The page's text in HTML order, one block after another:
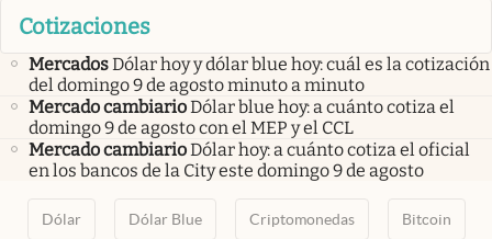
Cotizaciones
MercadosDólar hoy y dólar blue hoy: cuál es la cotización
del domingo 9 de agosto minuto a minuto
Mercado cambiarioDólar blue hoy: a cuánto cotiza el
domingo 9 de agosto con el MEP y el CCL
Mercado cambiarioDólar hoy: a cuánto cotiza el oficial
en los bancos de la City este domingo 9 de agosto
Dólar Dólar Blue Criptomonedas Bitcoin